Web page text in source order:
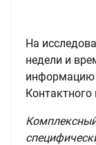
На
недели и
информацию
Контактного